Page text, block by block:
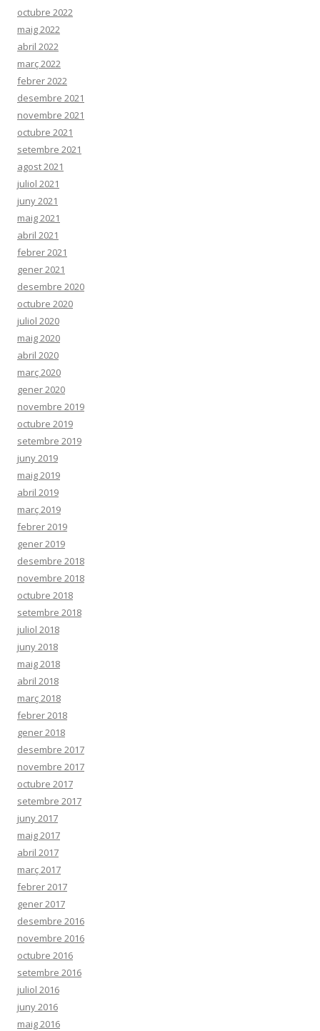
octubre 2022
maig 2022
abril 2022
març 2022
febrer 2022
desembre 2021
novembre 2021
octubre 2021
setembre 2021
agost 2021
juliol 2021
juny 2021
maig 2021
abril 2021
febrer 2021
gener 2021
desembre 2020
octubre 2020
juliol 2020
maig 2020
abril 2020
març 2020
gener 2020
novembre 2019
octubre 2019
setembre 2019
juny 2019
maig 2019
abril 2019
març 2019
febrer 2019
gener 2019
desembre 2018
novembre 2018
octubre 2018
setembre 2018
juliol 2018
juny 2018
maig 2018
abril 2018
març 2018
febrer 2018
gener 2018
desembre 2017
novembre 2017
octubre 2017
setembre 2017
juny 2017
maig 2017
abril 2017
març 2017
febrer 2017
gener 2017
desembre 2016
novembre 2016
octubre 2016
setembre 2016
juliol 2016
juny 2016
maig 2016